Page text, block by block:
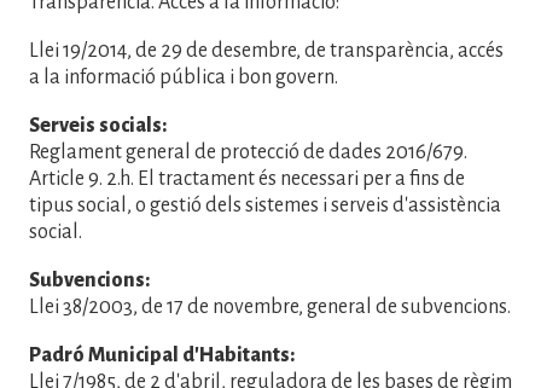
Llei 19/2014, de 29 de desembre, de transparència, accés
a la informació pública i bon govern.
Serveis socials:
Reglament general de protecció de dades 2016/679.
Article 9. 2.h. El tractament és necessari per a fins de
tipus social, o gestió dels sistemes i serveis d'assistència
social.
Subvencions:
Llei 38/2003, de 17 de novembre, general de subvencions.
Padró Municipal d'Habitants:
Llei 7/1985, de 2 d'abril, reguladora de les bases de règim